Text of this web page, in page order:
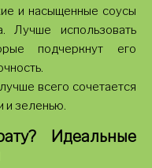
и насыщенные соусы
Лучше использовать
подчеркнут его
всего сочетается
и зеленью.
Идеальные